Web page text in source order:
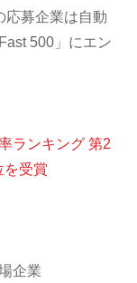
応募企業は自動
500」にエン
ランキング 第2
を受賞
企業